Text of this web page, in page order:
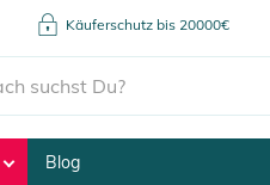
Käuferschutz bis 20000€
Blog